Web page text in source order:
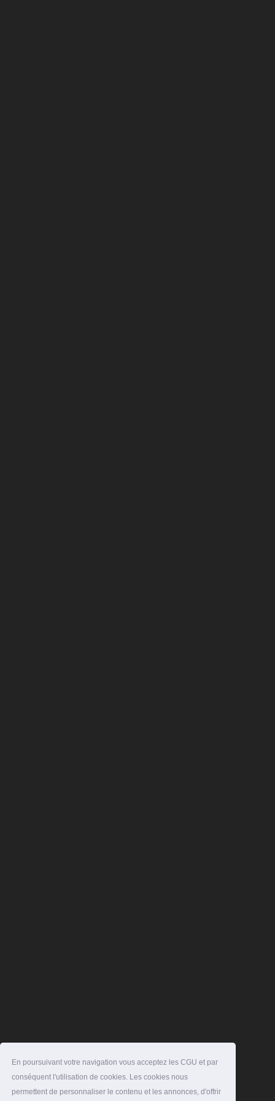
En poursuivant votre navigation vous acceptez les CGU et par
conséquent l'utilisation de cookies. Les cookies nous
permettent de personnaliser le contenu et les annonces, d'offrir